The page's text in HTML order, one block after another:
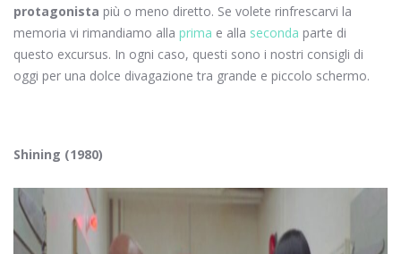
protagonista più o meno diretto. Se volete rinfrescarvi la
memoria vi rimandiamo alla prima e alla seconda parte di
questo excursus. In ogni caso, questi sono i nostri consigli di
oggi per una dolce divagazione tra grande e piccolo schermo.
Shining (1980)